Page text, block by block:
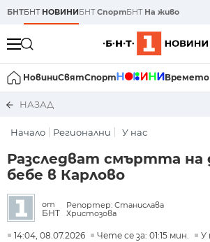
БНТБНТ НОВИНИБНТСпортБНТ На живо
НовиниСвятСпорт Времето
НАЗАД
Начало Регионални У нас
Разследват смъртта на
бебе в Карлово
от
БНТ
Репортер: Станислава
Христозова
14:04, 08.07.2026 Чете се за: 01:15 мин. У